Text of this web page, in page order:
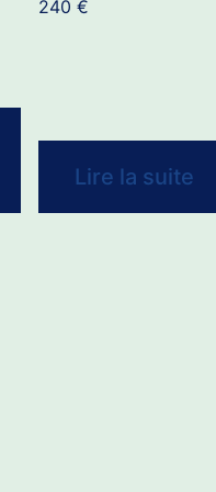
240 €
Lire la suite